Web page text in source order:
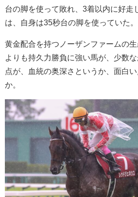
台の脚を使って敗れ、3着以内に好走
は、自身は35秒台の脚を使っていた。
黄金配合を持つノーザンファームの
よりも持久力勝負に強い馬が、少数
点が、血統の奥深さというか、面白
か。